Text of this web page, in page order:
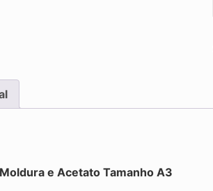
e Acetato Tamanho A3